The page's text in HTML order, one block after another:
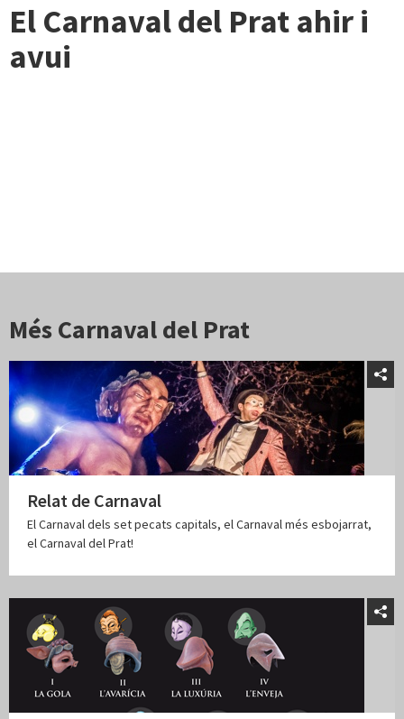
El Carnaval del Prat ahir i
avui
Més Carnaval del Prat
Relat de Carnaval
El Carnaval dels set pecats capitals, el Carnaval més esbojarrat,
el Carnaval del Prat!